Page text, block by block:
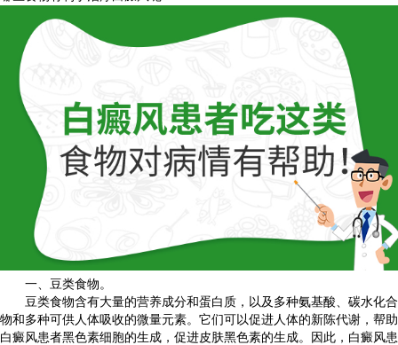
一、豆类食物。
豆类食物含有大量的营养成分和蛋白质，以及多种氨基酸、碳水化合
物和多种可供人体吸收的微量元素。它们可以促进人体的新陈代谢，帮助
白癜风患者黑色素细胞的生成，促进皮肤黑色素的生成。因此，白癜风患